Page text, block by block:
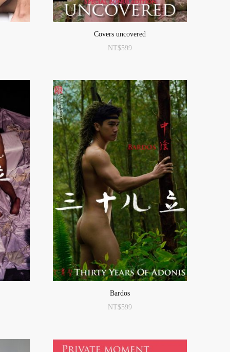
Covers uncovered
NT$599
Bardos
NT$599